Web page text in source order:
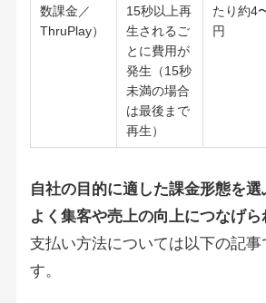
数課金／
ThruPlay）
15秒以上再
生されるご
とに費用が
発生（15秒
未満の場合
は最後まで
再生）
たり約4
円
自社の目的に適した課金形態を
よく集客や売上の向上につなげら
支払い方法については以下の記事
す。